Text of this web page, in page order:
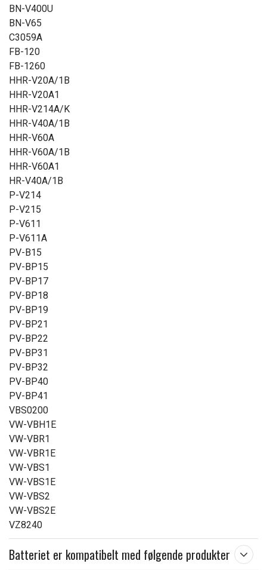
BN-V400U
BN-V65
C3059A
FB-120
FB-1260
HHR-V20A/1B
HHR-V20A1
HHR-V214A/K
HHR-V40A/1B
HHR-V60A
HHR-V60A/1B
HHR-V60A1
HR-V40A/1B
P-V214
P-V215
P-V611
P-V611A
PV-B15
PV-BP15
PV-BP17
PV-BP18
PV-BP19
PV-BP21
PV-BP22
PV-BP31
PV-BP32
PV-BP40
PV-BP41
VBS0200
VW-VBH1E
VW-VBR1
VW-VBR1E
VW-VBS1
VW-VBS1E
VW-VBS2
VW-VBS2E
VZ8240
Batteriet er kompatibelt med følgende produkter